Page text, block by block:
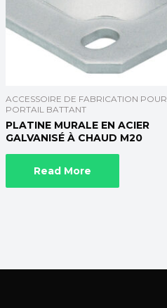
ACCESSOIRE DE FABRICATION POUR
PORTAIL BATTANT
PLATINE MURALE EN ACIER
GALVANISÉ À CHAUD M20
Read More